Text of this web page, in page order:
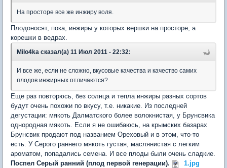
На просторе все же инжиру воля.
Плодоносят, пока, инжиры у которых вершки на просторе, а
корешки в ведрах.
Milo4ka сказал(а) 11 Июл 2011 - 22:32:
И все же, если не сложно, вкусовые качества и качество самих
плодов инжирных отличаются?
Еще раз повторюсь, без солнца и тепла инжиры разных сортов
будут очень похожи по вкусу, т.е. никакие. Из последней
дегустации: мякоть Далматского более волокнистая, у Брунсвика
однородная мякоть. Если я не ошибаюсь, на крымских базарах
Брунсвик продают под названием Ореховый и в этом, что-то
есть. У Серого раннего мякоть густая, маслянистая с легким
ароматом, попадались семена. И все плоды были очень сладкие.
Поспел Серый ранний (плод первой генерации).
1.jpg